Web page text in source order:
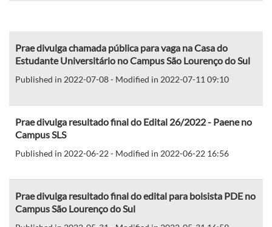
Prae divulga chamada pública para vaga na Casa do
Estudante Universitário no Campus São Lourenço do Sul
Published in 2022-07-08 - Modified in 2022-07-11 09:10
Prae divulga resultado final do Edital 26/2022 - Paene no
Campus SLS
Published in 2022-06-22 - Modified in 2022-06-22 16:56
Prae divulga resultado final do edital para bolsista PDE no
Campus São Lourenço do Sul